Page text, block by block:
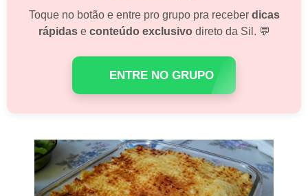
Toque no botão e entre pro grupo pra receber dicas
rápidase conteúdo exclusivodireto da Sil. 💬
ENTRE NO GRUPO